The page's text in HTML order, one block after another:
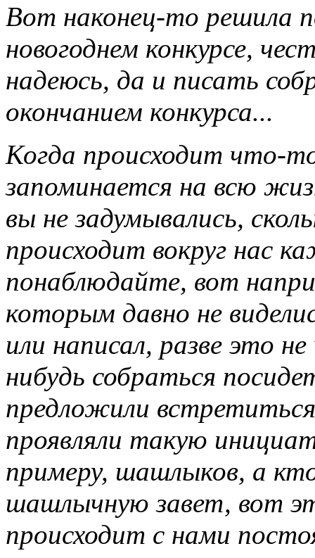
Вот наконец-то решила
новогоднем конкурсе,
надеюсь, да и писать
окончанием конкурса...
Когда происходит что-
запоминается на всю
вы не задумывались,
происходит вокруг нас
понаблюдайте, вот
которым давно не
или написал, разве это
нибудь собраться
предложили
проявляли такую
примеру, шашлыков, а
шашлычную завет, вот
происходит с нами